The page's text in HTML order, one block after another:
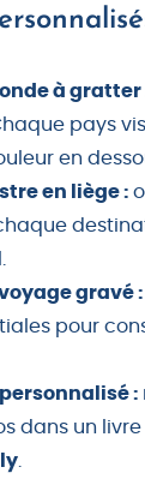
à gratter
pays
en
en liège :
gravé :
pour
:
dans un livre